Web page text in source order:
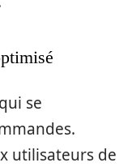
se
utilisateurs de